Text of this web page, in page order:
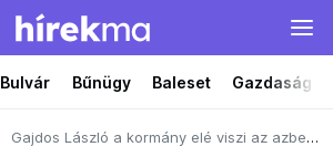
Bulvár Bűnügy Baleset Gazdaság
Gajdos László a kormány elé viszi az azbesztszennyezés ügyét